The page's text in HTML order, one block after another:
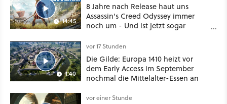
14:45
8 Jahre nach Release haut uns
Assassin's Creed Odyssey immer
noch um - Und ist jetzt sogar
1:40
vor 17 Stunden
Die Gilde: Europa 1410 heizt vor
dem Early Access im September
nochmal die Mittelalter-Essen an
vor einer Stunde